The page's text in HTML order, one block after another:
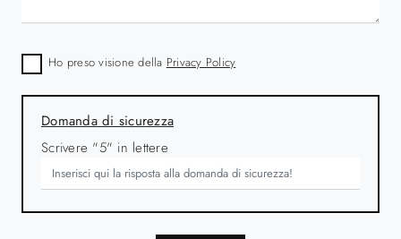
Ho preso visione della Privacy Policy
Domanda di sicurezza
Scrivere "5" in lettere